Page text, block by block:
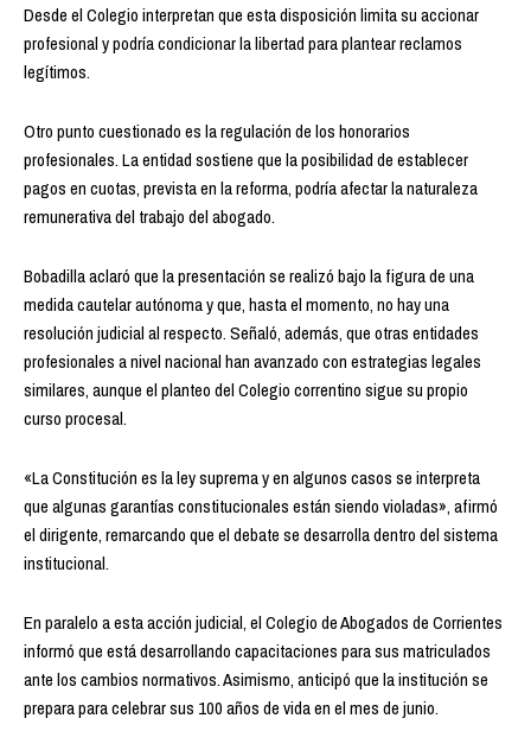
Desde el Colegio interpretan que esta disposición limita su accionar
profesional y podría condicionar la libertad para plantear reclamos
legítimos.
Otro punto cuestionado es la regulación de los honorarios
profesionales. La entidad sostiene que la posibilidad de establecer
pagos en cuotas, prevista en la reforma, podría afectar la naturaleza
remunerativa del trabajo del abogado.
Bobadilla aclaró que la presentación se realizó bajo la figura de una
medida cautelar autónoma y que, hasta el momento, no hay una
resolución judicial al respecto. Señaló, además, que otras entidades
profesionales a nivel nacional han avanzado con estrategias legales
similares, aunque el planteo del Colegio correntino sigue su propio
curso procesal.
«La Constitución es la ley suprema y en algunos casos se interpreta
que algunas garantías constitucionales están siendo violadas», afirmó
el dirigente, remarcando que el debate se desarrolla dentro del sistema
institucional.
En paralelo a esta acción judicial, el Colegio de Abogados de Corrientes
informó que está desarrollando capacitaciones para sus matriculados
ante los cambios normativos. Asimismo, anticipó que la institución se
prepara para celebrar sus 100 años de vida en el mes de junio.